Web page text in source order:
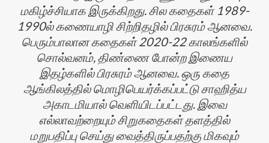
மகிழ்ச்சியாக இருக்கிறது. சில கதைகள் 1989-
1990ல் கணையாழி சிற்றிதழில் பிரசுரம் ஆனவை.
பெரும்பாலான கதைகள் 2020-22 காலங்களில்
சொல்வனம், திண்ணை போன்ற இணைய
இதழ்களில் பிரசுரம் ஆனவை. ஒரு கதை
ஆங்கிலத்தில் மொழிபெயர்க்கப்பட்டு சாஹித்ய
அகாடமியால் வெளியிடப்பட்டது. இவை
எல்லாவற்றையும் சிறுகதைகள் தளத்தில்
மறுபதிப்பு செய்து வைத்திருப்பதற்கு மிகவும்